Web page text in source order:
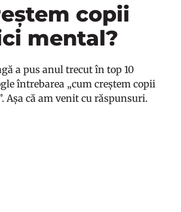
copii
mental?
a pus anul trecut în top 10
întrebarea „cum creștem copii
Așa că am venit cu răspunsuri.